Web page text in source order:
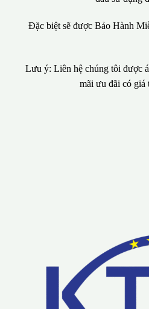
Lưu ý: Liên hệ chúng tôi được